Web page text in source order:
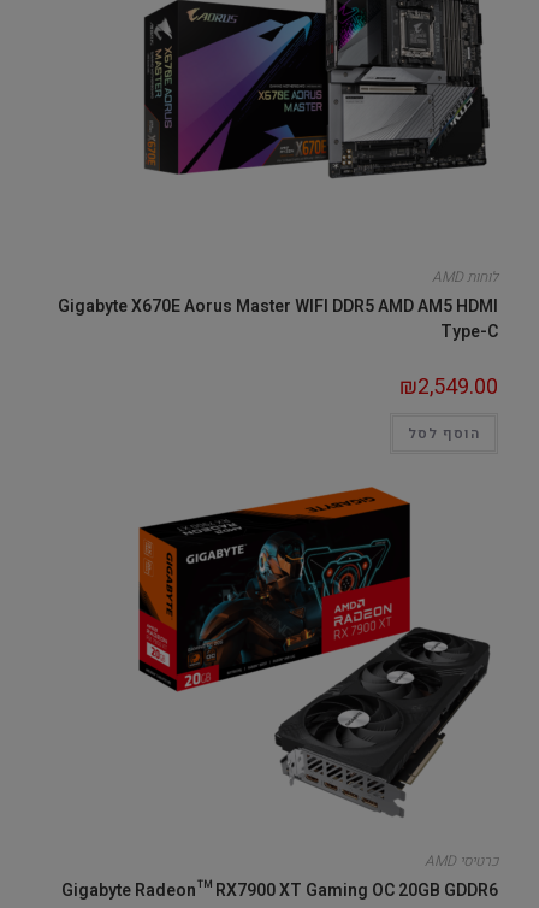
לוחות AMD
Gigabyte X670E Aorus Master WIFI DDR5 AMD AM5 HDMI
Type-C
₪2,549.00
הוסף לסל
כרטיסי AMD
Gigabyte Radeon™ RX7900 XT Gaming OC 20GB GDDR6